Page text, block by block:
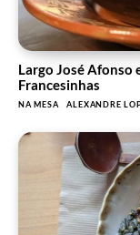
Largo José Afonso
Francesinhas
NA MESA ALEXANDRE